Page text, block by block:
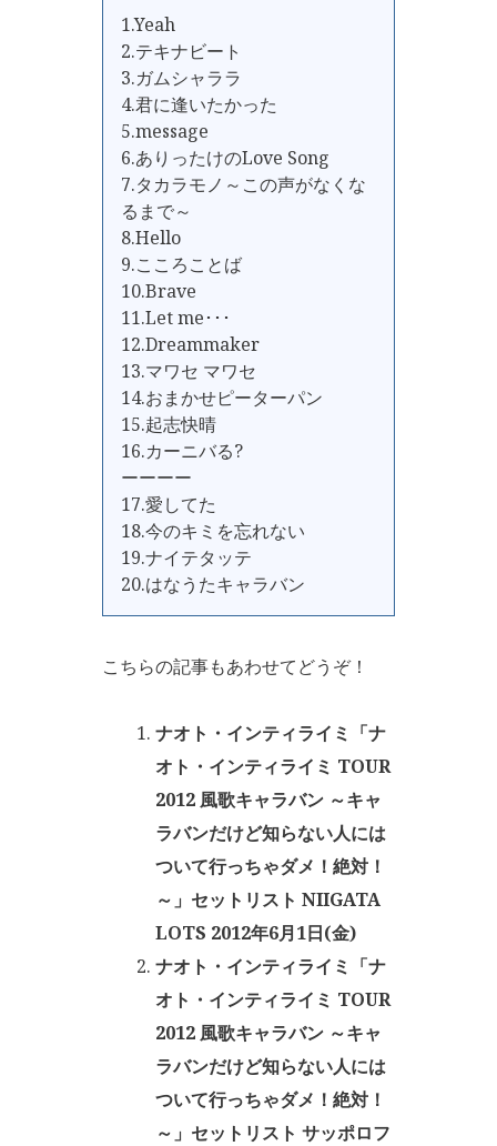
1.Yeah
2.テキナビート
3.ガムシャララ
4.君に逢いたかった
5.message
6.ありったけのLove Song
7.タカラモノ～この声がなくな
るまで～
8.Hello
9.こころことば
10.Brave
11.Let me･･･
12.Dreammaker
13.マワセ マワセ
14.おまかせピーターパン
15.起志快晴
16.カーニバる?
ーーーー
17.愛してた
18.今のキミを忘れない
19.ナイテタッテ
20.はなうたキャラバン
こちらの記事もあわせてどうぞ！
ナオト・インティライミ「ナ
オト・インティライミ TOUR
2012 風歌キャラバン ～キャ
ラバンだけど知らない人には
ついて行っちゃダメ！絶対！
～」セットリスト NIIGATA
LOTS 2012年6月1日(金)
ナオト・インティライミ「ナ
オト・インティライミ TOUR
2012 風歌キャラバン ～キャ
ラバンだけど知らない人には
ついて行っちゃダメ！絶対！
～」セットリスト サッポロフ